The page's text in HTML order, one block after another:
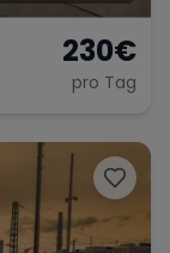
230€
pro Tag